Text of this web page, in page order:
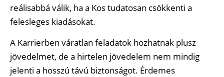
reálisabbá válik, ha a Kos tudatosan csökkenti a
felesleges kiadásokat.
A Karrierben váratlan feladatok hozhatnak plusz
jövedelmet, de a hirtelen jövedelem nem mindig
jelenti a hosszú távú biztonságot. Érdemes